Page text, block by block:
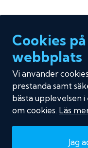
Cookies
webbplats
Vi använder
prestanda samt
bästa upplevelsen
om cookies. Läs
Jag